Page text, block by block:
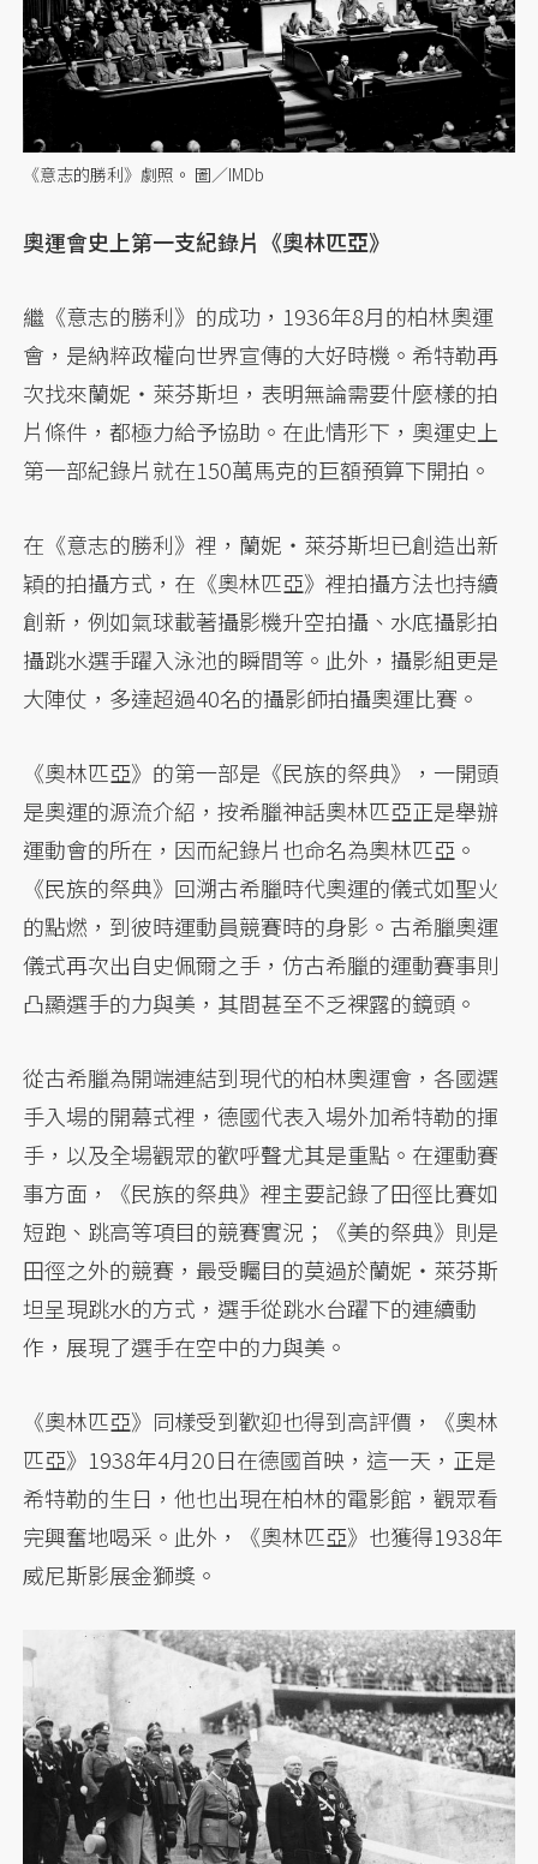
《意志的勝利》劇照。 圖／IMDb
奧運會史上第一支紀錄片《奧林匹亞》
繼《意志的勝利》的成功，1936年8月的柏林奧運
會，是納粹政權向世界宣傳的大好時機。希特勒再
次找來蘭妮・萊芬斯坦，表明無論需要什麼樣的拍
片條件，都極力給予協助。在此情形下，奧運史上
第一部紀錄片就在150萬馬克的巨額預算下開拍。
在《意志的勝利》裡，蘭妮・萊芬斯坦已創造出新
穎的拍攝方式，在《奧林匹亞》裡拍攝方法也持續
創新，例如氣球載著攝影機升空拍攝、水底攝影拍
攝跳水選手躍入泳池的瞬間等。此外，攝影組更是
大陣仗，多達超過40名的攝影師拍攝奧運比賽。
《奧林匹亞》的第一部是《民族的祭典》，一開頭
是奧運的源流介紹，按希臘神話奧林匹亞正是舉辦
運動會的所在，因而紀錄片也命名為奧林匹亞。
《民族的祭典》回溯古希臘時代奧運的儀式如聖火
的點燃，到彼時運動員競賽時的身影。古希臘奧運
儀式再次出自史佩爾之手，仿古希臘的運動賽事則
凸顯選手的力與美，其間甚至不乏裸露的鏡頭。
從古希臘為開端連結到現代的柏林奧運會，各國選
手入場的開幕式裡，德國代表入場外加希特勒的揮
手，以及全場觀眾的歡呼聲尤其是重點。在運動賽
事方面，《民族的祭典》裡主要記錄了田徑比賽如
短跑、跳高等項目的競賽實況；《美的祭典》則是
田徑之外的競賽，最受矚目的莫過於蘭妮・萊芬斯
坦呈現跳水的方式，選手從跳水台躍下的連續動
作，展現了選手在空中的力與美。
《奧林匹亞》同樣受到歡迎也得到高評價，《奧林
匹亞》1938年4月20日在德國首映，這一天，正是
希特勒的生日，他也出現在柏林的電影館，觀眾看
完興奮地喝采。此外，《奧林匹亞》也獲得1938年
威尼斯影展金獅獎。